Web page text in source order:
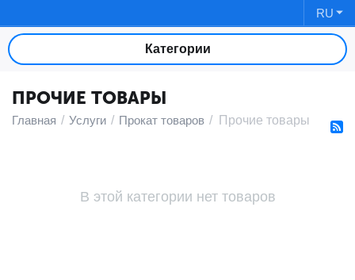
RU
Категории
ПРОЧИЕ ТОВАРЫ
Главная / Услуги / Прокат товаров / Прочие товары
В этой категории нет товаров